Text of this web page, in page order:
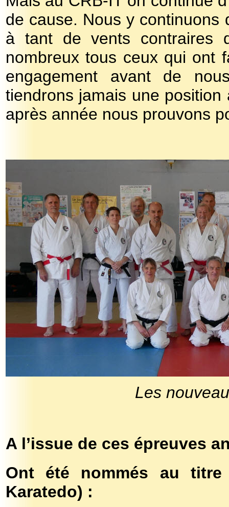
de cause. Nous y continuons
à tant de vents contraires
nombreux tous ceux qui ont
engagement avant de
tiendrons jamais une
après année nous prouvons
Les
A l’issue de ces épreuves
Ont été nommés au
Karatedo) :